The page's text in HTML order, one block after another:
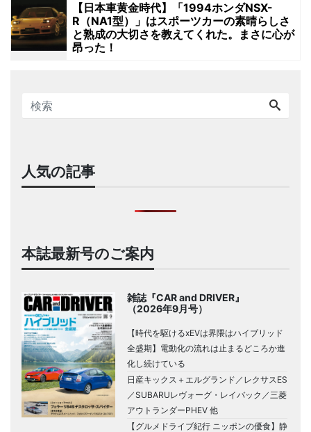
【日本車黄金時代】「1994ホンダNSX-
R（NA1型）」はスポーツカーの素晴らしさ
と熟成の大切さを教えてくれた。まさに心が
昂った！
人気の記事
本誌最新号のご案内
雑誌『CAR and DRIVER』
（2026年9月号）
【時代を駆けるxEVは界隈はハイブリッド
全盛期】電動化の流れは止まるどころか進
化し続けている
日産キックス＋エルグランド／レクサスES
／SUBARUレヴォーグ・レイバック／三菱
アウトランダーPHEV 他
【グルメドライブ紀行 ニッポンの優食】静